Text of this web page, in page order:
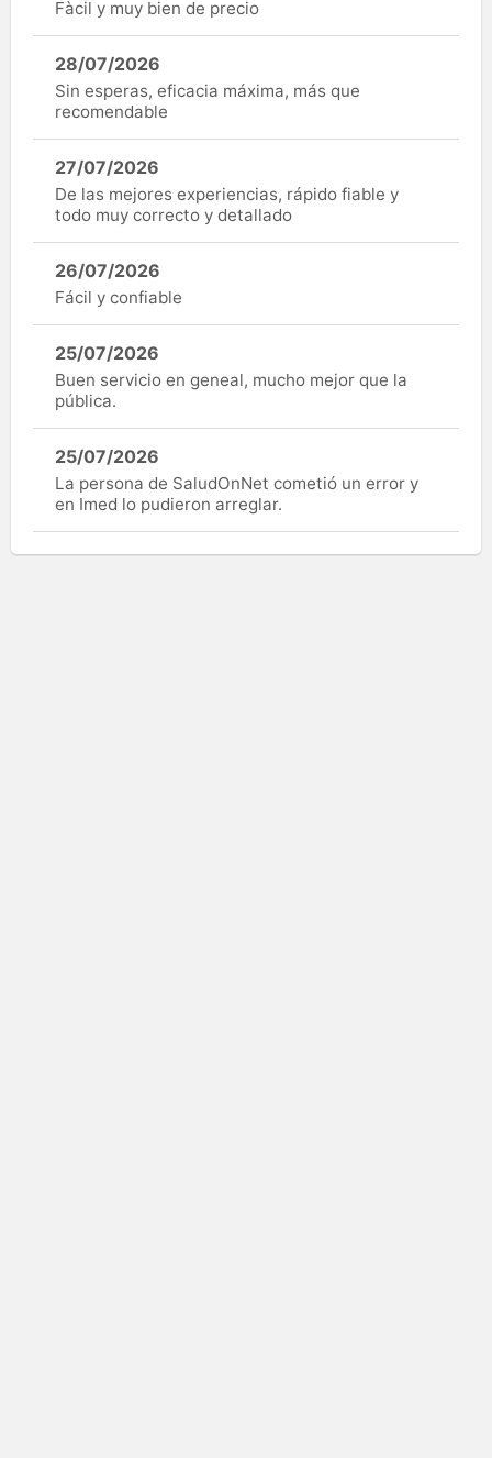
Fàcil y muy bien de precio
28/07/2026
Sin esperas, eficacia máxima, más que
recomendable
27/07/2026
De las mejores experiencias, rápido fiable y
todo muy correcto y detallado
26/07/2026
Fácil y confiable
25/07/2026
Buen servicio en geneal, mucho mejor que la
pública.
25/07/2026
La persona de SaludOnNet cometió un error y
en Imed lo pudieron arreglar.